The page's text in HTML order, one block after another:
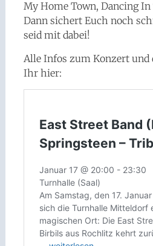
My Home Town, Dancing
Dann sichert Euch noch
seid mit dabei!
Alle Infos zum Konzert und
Ihr hier: